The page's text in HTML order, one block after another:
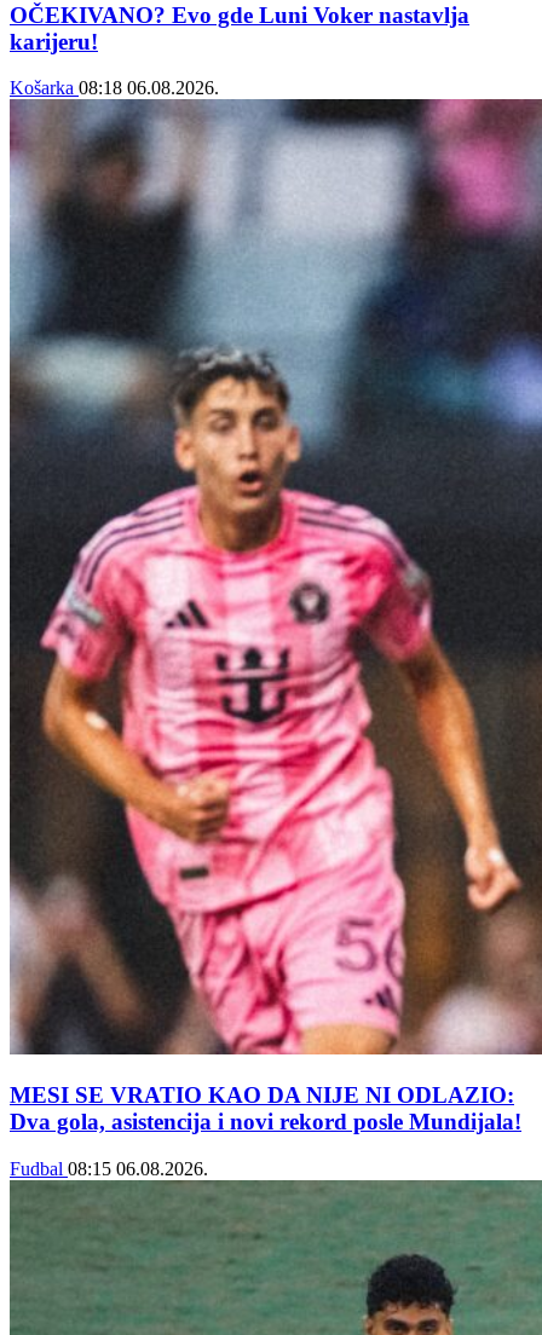
OČEKIVANO? Evo gde Luni Voker nastavlja
karijeru!
Košarka 08:18 06.08.2026.
MESI SE VRATIO KAO DA NIJE NI ODLAZIO:
Dva gola, asistencija i novi rekord posle Mundijala!
Fudbal 08:15 06.08.2026.